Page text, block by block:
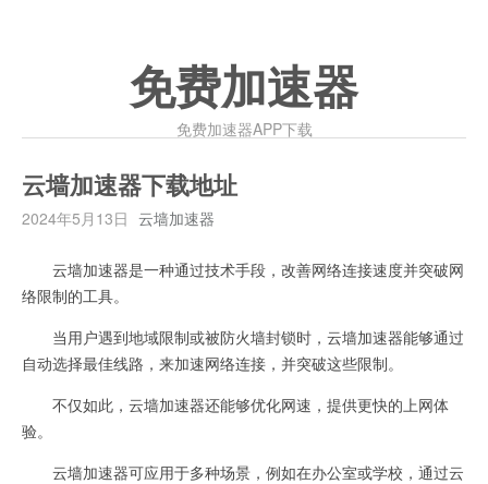
免费加速器
免费加速器APP下载
云墙加速器下载地址
2024年5月13日 云墙加速器
云墙加速器是一种通过技术手段，改善网络连接速度并突破网
络限制的工具。
当用户遇到地域限制或被防火墙封锁时，云墙加速器能够通过
自动选择最佳线路，来加速网络连接，并突破这些限制。
不仅如此，云墙加速器还能够优化网速，提供更快的上网体
验。
云墙加速器可应用于多种场景，例如在办公室或学校，通过云